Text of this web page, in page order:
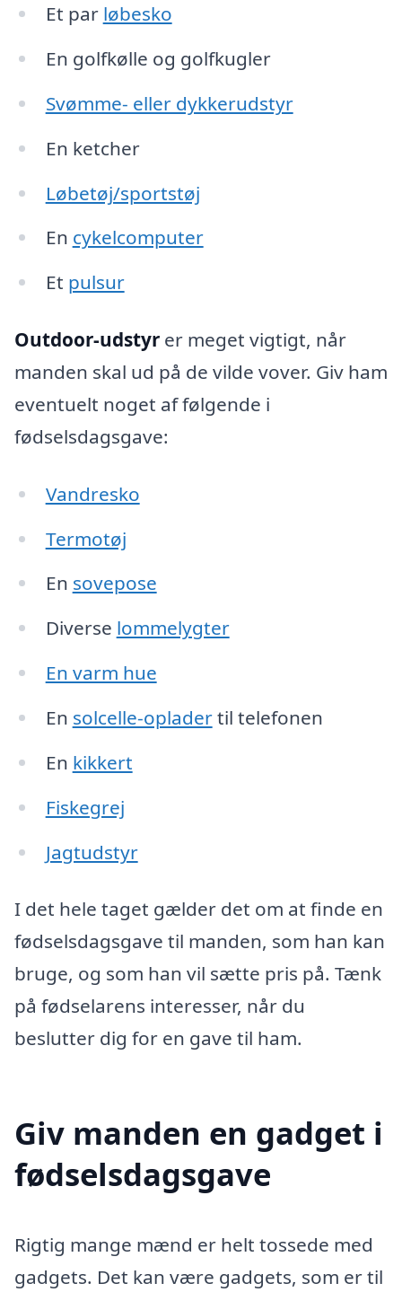
Et par løbesko
En golfkølle og golfkugler
Svømme- eller dykkerudstyr
En ketcher
Løbetøj/sportstøj
En cykelcomputer
Et pulsur
Outdoor-udstyr er meget vigtigt, når
manden skal ud på de vilde vover. Giv ham
eventuelt noget af følgende i
fødselsdagsgave:
Vandresko
Termotøj
En sovepose
Diverse lommelygter
En varm hue
En solcelle-opladertil telefonen
En kikkert
Fiskegrej
Jagtudstyr
I det hele taget gælder det om at finde en
fødselsdagsgave til manden, som han kan
bruge, og som han vil sætte pris på. Tænk
på fødselarens interesser, når du
beslutter dig for en gave til ham.
Giv manden en gadget i
fødselsdagsgave
Rigtig mange mænd er helt tossede med
gadgets. Det kan være gadgets, som er til